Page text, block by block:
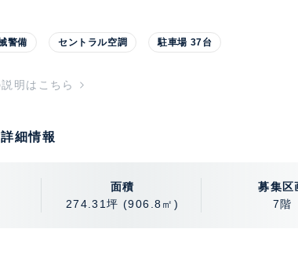
警備 セントラル空調 駐車場 37台
明はこちら
細情報
面積
274.31坪 (906.8㎡)
募集区
7階